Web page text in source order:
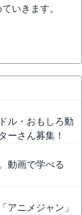
いきます。
ル・おもしろ動
ーさん募集！
動画で学べる
アニメジャン」